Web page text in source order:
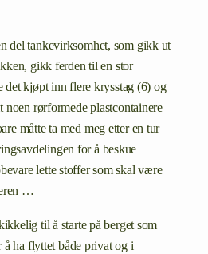
del tankevirksomhet, som gikk ut
gikk ferden til en stor
det kjøpt inn flere krysstag (6) og
rørformede plastcontainere
måtte ta med meg etter en tur
for å beskue
lette stoffer som skal være
…
til å starte på berget som
ha flyttet både privat og i